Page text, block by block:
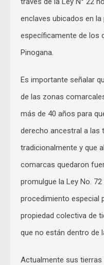
enclaves ubicados en la
específicamente de los
Pinogana.
Es importante señalar
de las zonas
más de 40 años para
derecho ancestral a las
tradicionalmente y que
comarcas quedaron
promulgue la Ley No.
procedimiento especial
propiedad colectiva de
que no están dentro de
Actualmente sus